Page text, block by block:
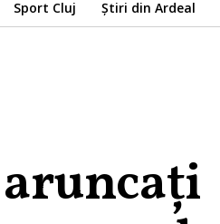
Sport Cluj Știri din Ardeal
aruncați